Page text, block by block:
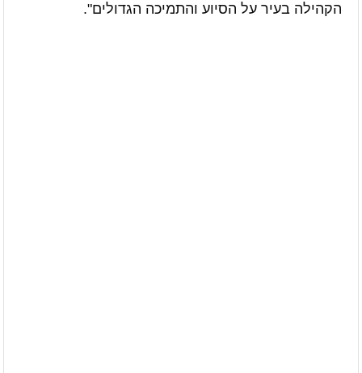
הקהילה בעיר על הסיוע והתמיכה הגדולים".